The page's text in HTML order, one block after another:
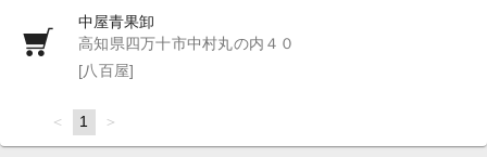
中屋青果卸
高知県四万十市中村丸の内４０
[八百屋]
page
You're
on
1 page